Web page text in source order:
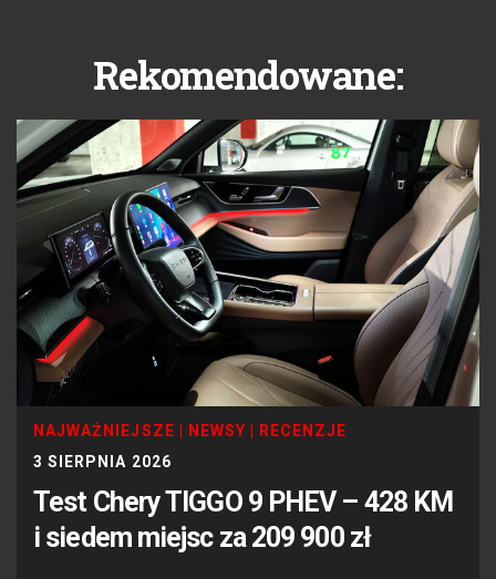
Rekomendowane:
NAJWAŻNIEJSZE NEWSY
RECENZJE
3 SIERPNIA 2026
Test Chery TIGGO 9 PHEV – 428 KM
i siedem miejsc za 209 900 zł